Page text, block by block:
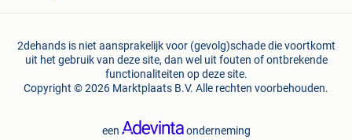
2dehands is niet aansprakelijk voor (gevolg)schade die voortkomt
uit het gebruik van deze site, dan wel uit fouten of ontbrekende
functionaliteiten op deze site.
Copyright © 2026 Marktplaats B.V. Alle rechten voorbehouden.
een onderneming